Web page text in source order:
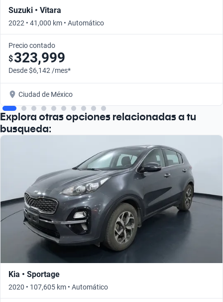
Suzuki • Vitara
2022 • 41,000 km • Automático
Precio contado
$323,999
Desde $6,142 /mes*
Ciudad de México
Explora otras opciones relacionadas a tu
busqueda:
Kia • Sportage
2020 • 107,605 km • Automático